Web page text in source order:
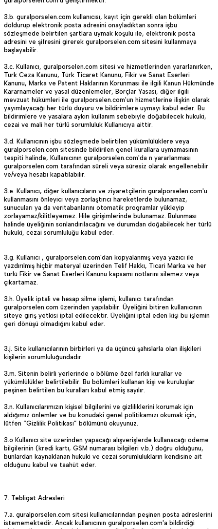
3.b. guralporselen.com kullanıcısı, kayıt için gerekli olan bölümleri
doldurup elektronik posta adresini onayladıktan sonra işbu
sözleşmede belirtilen şartlara uymak koşulu ile, elektronik posta
adresini ve şifresini girerek guralporselen.com sitesini kullanmaya
başlayabilir.
3.c. Kullanıcı, guralporselen.com sitesi ve hizmetlerinden yararlanırken,
Türk Ceza Kanunu, Türk Ticaret Kanunu, Fikir ve Sanat Eserleri
Kanunu, Marka ve Patent Haklarının Korunması ile ilgili Kanun Hükmünde
Kararnameler ve yasal düzenlemeler, Borçlar Yasası, diğer ilgili
mevzuat hükümleri ile guralporselen.com'un hizmetlerine ilişkin olarak
yayımlayacağı her türlü duyuru ve bildirimlere uymayı kabul eder. Bu
bildirimlere ve yasalara aykırı kullanım sebebiyle doğabilecek hukuki,
cezai ve mali her türlü sorumluluk Kullanıcıya aittir.
3.d. Kullanıcının işbu sözleşmede belirtilen yükümlülüklere veya
guralporselen.com sitesinde bildirilen genel kurallara uymamasının
tespiti halinde, Kullanıcının guralporselen.com'da n yararlanması
guralporselen.com tarafından süreli veya süresiz olarak engellenebilir
ve/veya hesabı kapatılabilir.
3.e. Kullanıcı, diğer kullanıcıların ve ziyaretçilerin guralporselen.com'u
kullanmasını önleyici veya zorlaştırıcı hareketlerde bulunamaz,
sunucuları ya da veritabanlarını otomatik programlar yükleyip
zorlayamaz/kilitleyemez. Hile girişimlerinde bulunamaz. Bulunması
halinde üyeliğinin sonlandırılacağını ve durumdan doğabilecek her türlü
hukuki, cezai sorumluluğu kabul eder.
3.g. Kullanıcı , guralporselen.com'dan kopyalanmış veya yazıcı ile
yazdırılmış hiçbir materyal üzerinden Telif Hakkı, Ticari Marka ve her
türlü Fikir ve Sanat Eserleri Kanunu kapsamı notlarını silemez veya
çıkartamaz.
3.h. Üyelik iptali ve hesap silme işlemi, kullanıcı tarafından
guralporselen.com üzerinden yapılabilir. Üyeliğini bitiren kullanıcının
siteye giriş yetkisi iptal edilecektir. Üyeliğini iptal eden kişi bu işlemin
geri dönüşü olmadığını kabul eder.
3.j. Site kullanıcılarının birbirleri ya da üçüncü şahıslarla olan ilişkileri
kişilerin sorumluluğundadır.
3.m. Sitenin belirli yerlerinde o bölüme özel farklı kurallar ve
yükümlülükler belirtilebilir. Bu bölümleri kullanan kişi ve kuruluşlar
peşinen belirtilen bu kuralları kabul etmiş sayılır.
3.n. Kullanıcılarımızın kişisel bilgilerini ve gizliliklerini korumak için
aldığımız önlemler ve bu konudaki genel politikamızı okumak için,
lütfen “Gizlilik Politikası” bölümünü okuyunuz.
3.o Kullanıcı site üzerinden yapacağı alışverişlerde kullanacağı ödeme
bilgilerinin (kredi kartı, GSM numarası bilgileri v.b.) doğru olduğunu,
bunlardan kaynaklanan hukuki ve cezai sorumlulukların kendisine ait
olduğunu kabul ve taahüt eder.
7. Tebligat Adresleri
7.a. guralporselen.com sitesi kullanıcılarından peşinen posta adreslerini
istememektedir. Ancak kullanıcının guralporselen.com'a bildirdiği